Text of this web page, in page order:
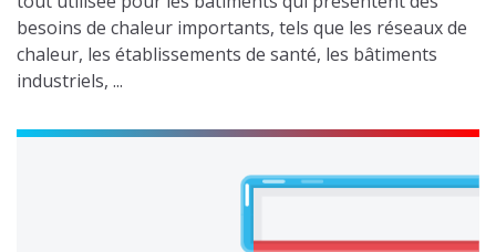
besoins de chaleur importants, tels que les réseaux de
chaleur, les établissements de santé, les bâtiments
industriels, ...